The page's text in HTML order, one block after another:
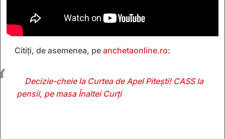
Citiți, de asemenea, pe anchetaonline.ro:
Decizie-cheie la Curtea de Apel Pitești! CASS la
pensii, pe masa Înaltei Curți